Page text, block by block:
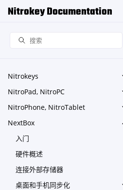
Nitrokey Documentation
Nitrokeys
NitroPad, NitroPC
NitroPhone, NitroTablet
NextBox
入门
硬件概述
连接外部存储器
桌面和手机同步化